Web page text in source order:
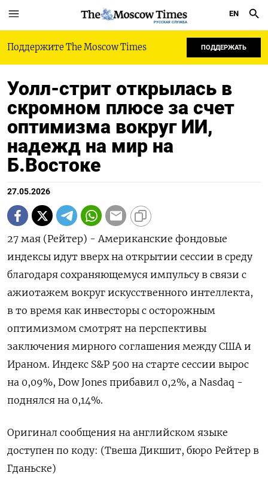
РУССКАЯ СЛУЖБА
EN
Поддержите The Moscow Times ПОДДЕРЖАТЬ
Уолл-стрит открылась в
скромном плюсе за счет
оптимизма вокруг ИИ,
надежд на мир на
Б.Востоке
27.05.2026
27 мая (Рейтер) - Американские фондовые
индексы идут вверх ‌на открытии сессии в среду ​
благодаря сохраняющемуся импульсу ​в ​связи с
⁠ажиотажем ‌вокруг искусственного ‌интеллекта,
в то время как ​инвесторы ‌с осторожным
оптимизмом ​смотрят на перспективы
‌заключения мирного соглашения между США и ​
Ираном. Индекс ​S&P ‌500 на ​старте сессии вырос
на 0,09%, Dow Jones прибавил 0,2%, а Nasdaq -
поднялся ​на ⁠0,14%.
Оригинал сообщения на английском ‌языке
доступен ‌по коду: (Твеша Дикшит, ​бюро Рейтер ‌в
Гданьске)